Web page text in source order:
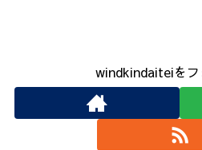
windkindaiteiをフ